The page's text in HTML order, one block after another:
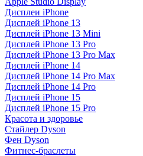
Дисплеи iPhone
Дисплей iPhone 13
Дисплей iPhone 13 Mini
Дисплей iPhone 13 Pro
Дисплей iPhone 13 Pro Max
Дисплей iPhone 14
Дисплей iPhone 14 Pro Max
Дисплей iPhone 14 Pro
Дисплей iPhone 15
Дисплей iPhone 15 Pro
Красота и здоровье
Стайлер Dyson
Фен Dyson
Фитнес-браслеты